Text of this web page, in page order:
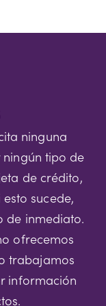
ninguna
tipo de
de crédito,
sucede,
de inmediato.
ofrecemos
trabajamos
información